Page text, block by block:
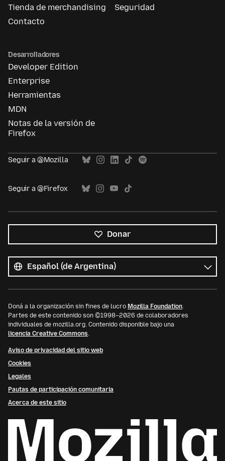
Tienda de merchandising
Contacto
Seguridad
Desarrolladores
Developer Edition
Enterprise
Herramientas
MDN
Notas de la versión de
Firefox
Seguir a @Mozilla
Seguir a @Firefox
Donar
los
idiomas
Idioma
Doná a la organización sin fines de lucro Mozilla Foundation.
Partes de este contenido son ©1998–2026 de colaboradores
individuales de mozilla.org. Contenido disponible bajo una
licencia Creative Commons.
Aviso de privacidad del sitio web
Cookies
Legales
Pautas de participación comunitaria
Acerca de este sitio